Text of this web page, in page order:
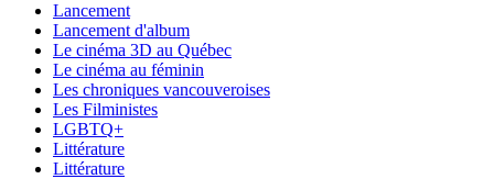
Lancement
Lancement d'album
Le cinéma 3D au Québec
Le cinéma au féminin
Les chroniques vancouveroises
Les Filministes
LGBTQ+
Littérature
Littérature